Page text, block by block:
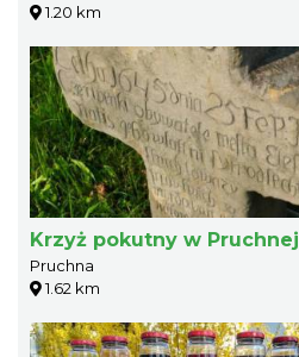
1.20 km
Krzyż pokutny w Pruchnej
Pruchna
1.62 km